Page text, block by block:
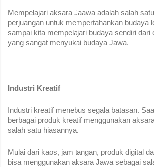
Mempelajari aksara Jaawa adalah salah
perjuangan untuk mempertahankan budaya
sampai kita mempelajari budaya sendiri dari
yang sangat menyukai budaya Jawa.
Industri Kreatif
Industri kreatif menebus segala batasan.
berbagai produk kreatif menggunakan
salah satu hiasannya.
Mulai dari kaos, jam tangan, produk digital
bisa menggunakan aksara Jawa sebagai